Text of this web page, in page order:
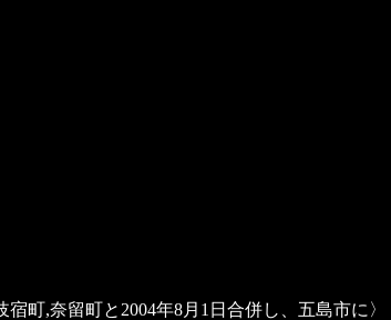
町,奈留町と2004年8月1日合併し、五島市に〉